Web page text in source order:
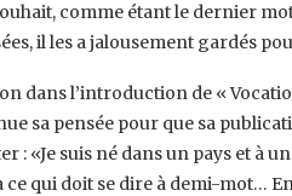
comme étant le dernier
il les a ‎jalousement gardés
dans l’introduction de «
sa pensée pour que sa
: «Je suis né dans un pays et à
ce qui doit se dire ‎à demi-mot…